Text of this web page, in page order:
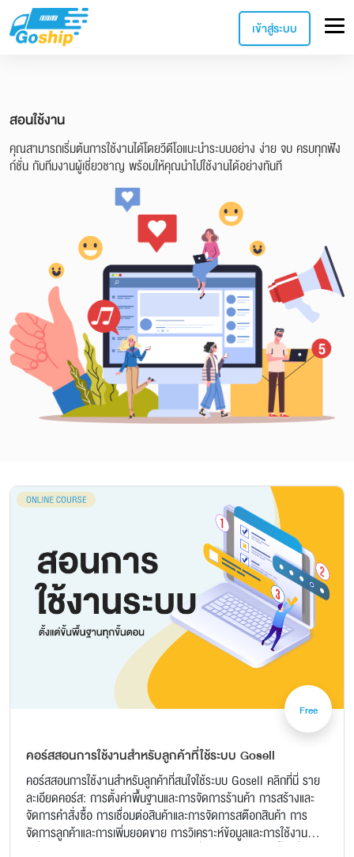
เข้าสู่ระบบ
สอนใช้งาน
คุณสามารถเริ่มต้นการใช้งานได้โดยวีดีโอแนะนำระบบอย่าง ง่าย จบ ครบทุกฟัง
ก์ชั่น กับทีมงานผู้เชี่ยวชาญ พร้อมให้คุณนำไปใช้งานได้อย่างทันที
Free
คอร์สสอนการใช้งานสำหรับลูกค้าที่ใช้ระบบ Gosell
คอร์สสอนการใช้งานสำหรับลูกค้าที่สนใจใช้ระบบ Gosell คลิกที่นี่ ราย
ละเอียดคอร์ส: การตั้งค่าพื้นฐานและการจัดการร้านค้า การสร้างและ
จัดการคำสั่งซื้อ การเชื่อมต่อสินค้าและการจัดการสต๊อกสินค้า การ
จัดการลูกค้าและการเพิ่มยอดขาย การวิเคราะห์ข้อมูลและการใช้งาน